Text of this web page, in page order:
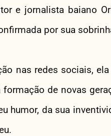
e jornalista baiano
por sua
nas redes sociais,
formação de novas
humor, da sua